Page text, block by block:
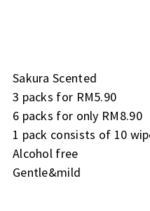
Sakura Scented
3 packs for RM5.90
6 packs for only RM8.90
1 pack consists of 10
Alcohol free
Gentle&mild